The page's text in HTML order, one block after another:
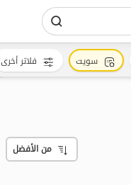
من الأفضل
سويت فلاتر أخرى